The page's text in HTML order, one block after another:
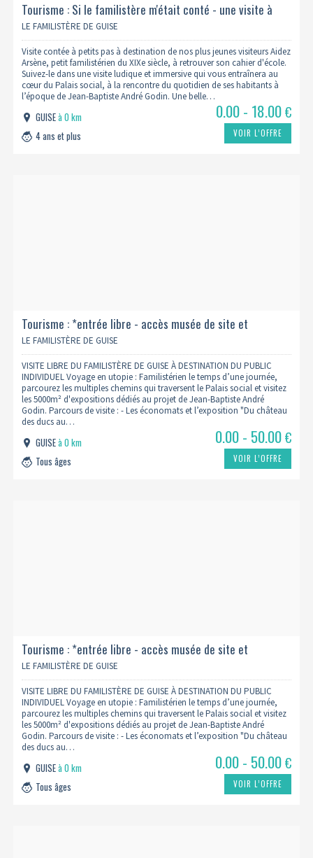
Tourisme : Si le familistère m'était conté - une visite à
petits pas
LE FAMILISTÈRE DE GUISE
Visite contée à petits pas à destination de nos plus jeunes visiteurs Aidez
Arsène, petit familistérien du XIXe siècle, à retrouver son cahier d'école.
Suivez-le dans une visite ludique et immersive qui vous entraînera au
cœur du Palais social, à la rencontre du quotidien de ses habitants à
l’époque de Jean-Baptiste André Godin. Une belle…
GUISEà 0 km
4 ans et plus
0.00 - 18.00€
VOIR L’OFFRE
Tourisme : *entrée libre - accès musée de site et
exposition(s) temporaire(s) - basse saison 2026
LE FAMILISTÈRE DE GUISE
VISITE LIBRE DU FAMILISTÈRE DE GUISE À DESTINATION DU PUBLIC
INDIVIDUEL Voyage en utopie : Familistérien le temps d’une journée,
parcourez les multiples chemins qui traversent le Palais social et visitez
les 5000m² d'expositions dédiés au projet de Jean-Baptiste André
Godin. Parcours de visite : - Les économats et l’exposition "Du château
des ducs au…
GUISEà 0 km
Tous âges
0.00 - 50.00€
VOIR L’OFFRE
Tourisme : *entrée libre - accès musée de site et
exposition(s) temporaire(s) - haute saison 2026
LE FAMILISTÈRE DE GUISE
VISITE LIBRE DU FAMILISTÈRE DE GUISE À DESTINATION DU PUBLIC
INDIVIDUEL Voyage en utopie : Familistérien le temps d’une journée,
parcourez les multiples chemins qui traversent le Palais social et visitez
les 5000m² d'expositions dédiés au projet de Jean-Baptiste André
Godin. Parcours de visite : - Les économats et l’exposition "Du château
des ducs au…
GUISEà 0 km
Tous âges
0.00 - 50.00€
VOIR L’OFFRE